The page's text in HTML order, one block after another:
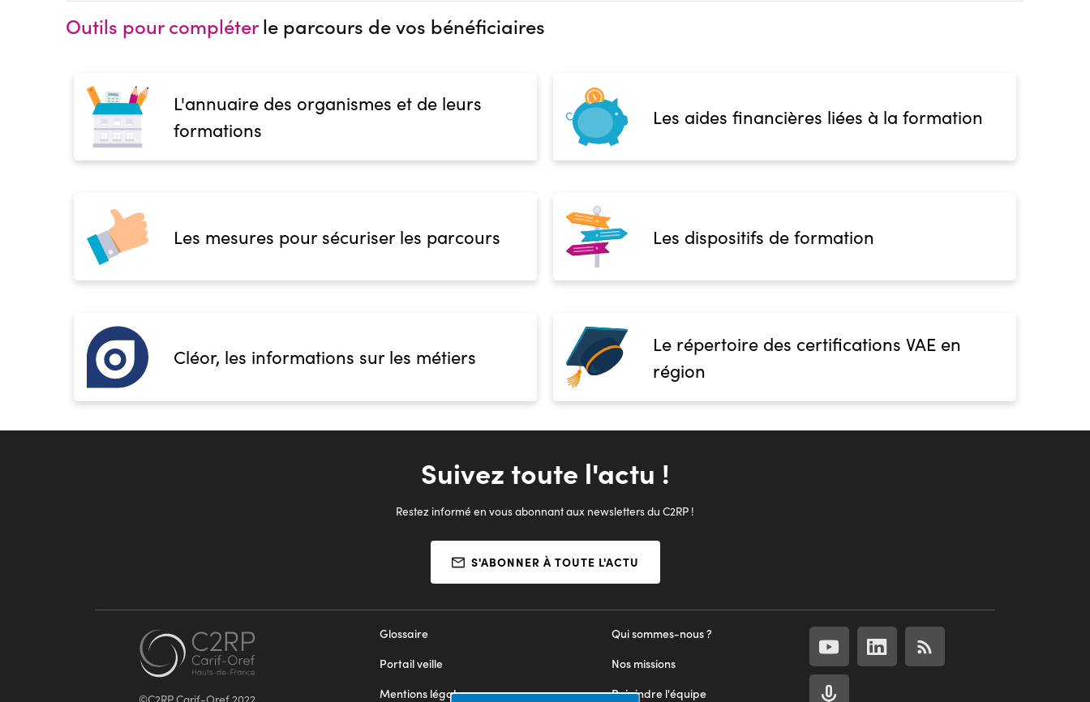
Outils pour compléterle parcours de vos bénéficiaires
L'annuaire des organismes et de leurs
formations
Les aides financières liées à la formation
Les mesures pour sécuriser les parcours Les dispositifs de formation
Cléor, les informations sur les métiers
Le répertoire des certifications VAE en
région
Suivez toute l'actu !
Restez informé en vous abonnant aux newsletters du C2RP !
S'ABONNER À TOUTE L'ACTU
Qui sommes-nous ?
Nos missions
Rejoindre l'équipe
Glossaire
Portail veille
Mentions légales